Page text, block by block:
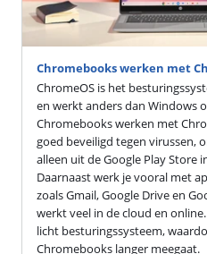
Chromebooks werken met
ChromeOS is het
en werkt anders dan Windows
Chromebooks werken met
goed beveiligd tegen virussen,
alleen uit de Google Play Store
Daarnaast werk je vooral met
zoals Gmail, Google Drive en
werkt veel in de cloud en
licht besturingssysteem,
Chromebooks langer meegaat.